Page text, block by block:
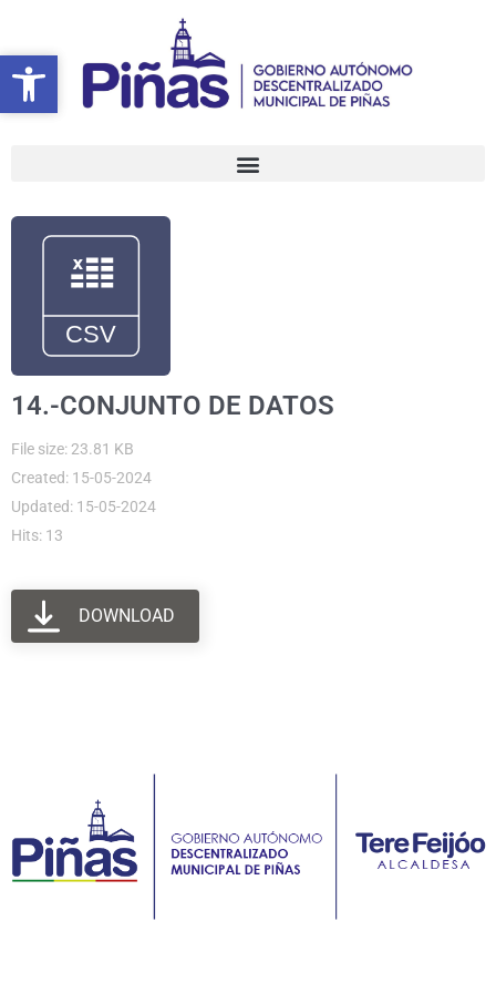
Abrir barra de herramientas
contenido
14.-CONJUNTO DE DATOS
File size: 23.81 KB
Created: 15-05-2024
Updated: 15-05-2024
Hits: 13
DOWNLOAD
Abrir barra de herramientas